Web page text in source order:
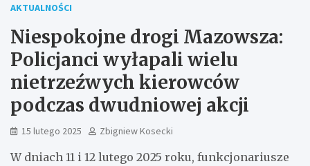
AKTUALNOŚCI
Niespokojne drogi Mazowsza:
Policjanci wyłapali wielu
nietrzeźwych kierowców
podczas dwudniowej akcji
15 lutego 2025 Zbigniew Kosecki
W dniach 11 i 12 lutego 2025 roku, funkcjonariusze